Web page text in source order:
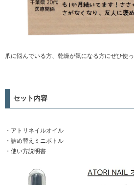
爪に悩んでいる方、乾燥が気になる方にぜひ使
セット内容
・アトリネイルオイル
・詰め替えミニボトル
・使い方説明書